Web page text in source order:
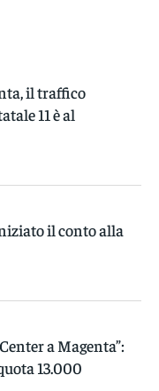
il traffico
11 è al
il conto alla
a Magenta”:
13.000